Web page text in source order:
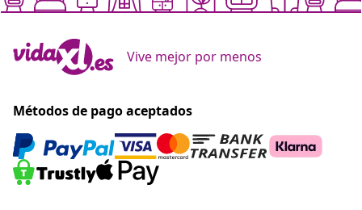
Vive mejor por menos
Métodos de pago aceptados